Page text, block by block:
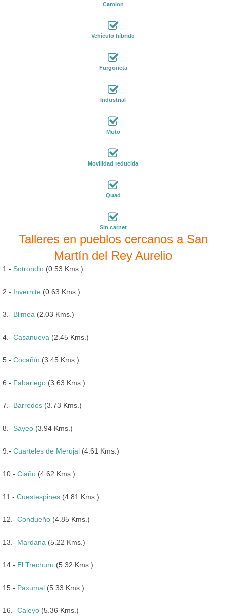
Camion
Vehículo híbrido
Furgoneta
Industrial
Moto
Movilidad reducida
Quad
Sin carnet
Talleres en pueblos cercanos a San
Martín del Rey Aurelio
1.- Sotrondio (0.53 Kms.)
2.- Invernite (0.63 Kms.)
3.- Blimea (2.03 Kms.)
4.- Casanueva (2.45 Kms.)
5.- Cocañín (3.45 Kms.)
6.- Fabariego (3.63 Kms.)
7.- Barredos (3.73 Kms.)
8.- Sayeo (3.94 Kms.)
9.- Cuarteles de Merujal (4.61 Kms.)
10.- Ciaño (4.62 Kms.)
11.- Cuestespines (4.81 Kms.)
12.- Condueño (4.85 Kms.)
13.- Mardana (5.22 Kms.)
14.- El Trechuru (5.32 Kms.)
15.- Paxumal (5.33 Kms.)
16.- Caleyo (5.36 Kms.)